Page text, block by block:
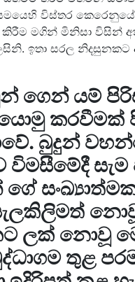
විස්තර කෙරෙනුයේ
මගින් මිනිසා විසින්
ඉතා සරල
ගෙන් යම්
කරවීමක්
බුදුන්
විමසීමේදී
ලක් නොවූ
තුළ